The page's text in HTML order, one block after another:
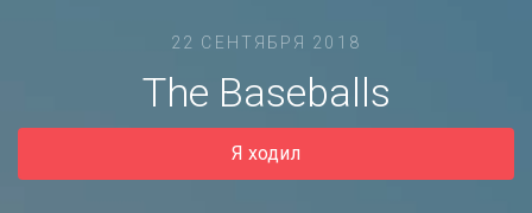
22 СЕНТЯБРЯ 2018
The Baseballs
Я ходил